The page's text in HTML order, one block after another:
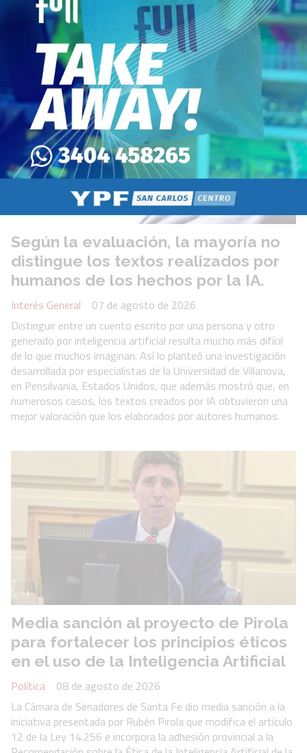
Android, permite grabar audios desde la pantalla principal y
compartirlos con varios contactos sin ingresar a
conversaciones individuales.
Según la evaluación, la mayoría no
distingue los textos realizados por
humanos de los hechos por la IA.
Interés General
07 de agosto de 2026
Distinguir entre un cuento escrito por una persona y otro
generado por inteligencia artificial resulta mucho más difícil
de lo que muchos imaginan. Así lo planteó una investigación
desarrollada por especialistas de la Universidad de Villanova,
en Pensilvania, Estados Unidos, que además mostró que, en
numerosos casos, los textos creados por IA obtuvieron una
mejor valoración que los elaborados por autores humanos.
Media sanción al proyecto de Pirola
para fortalecer los principios éticos
en el uso de la Inteligencia Artificial
Política
08 de agosto de 2026
La Cámara de Senadores de Santa Fe dio media sanción a la
iniciativa presentada por Rubén Pirola que modifica el artículo
12 de la Ley 14.256 e incorpora la adhesión provincial a la